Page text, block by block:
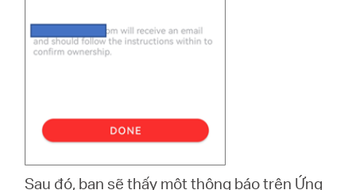
Sau đó, bạn sẽ thấy một thông báo trên Ứng